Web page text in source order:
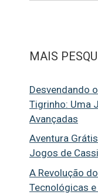
MAIS
Desvendando
Tigrinho: Uma
Avançadas
Aventura
Jogos de
A Revolução
Tecnológicas